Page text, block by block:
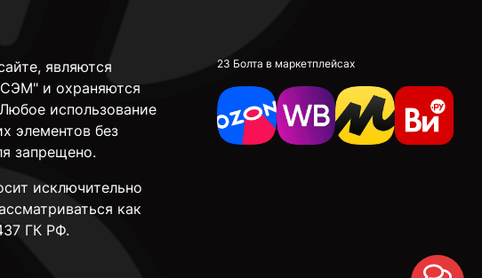
являются
и охраняются
использование
элементов без
запрещено.
исключительно
как
ГК РФ.
23 Болта в маркетплейсах